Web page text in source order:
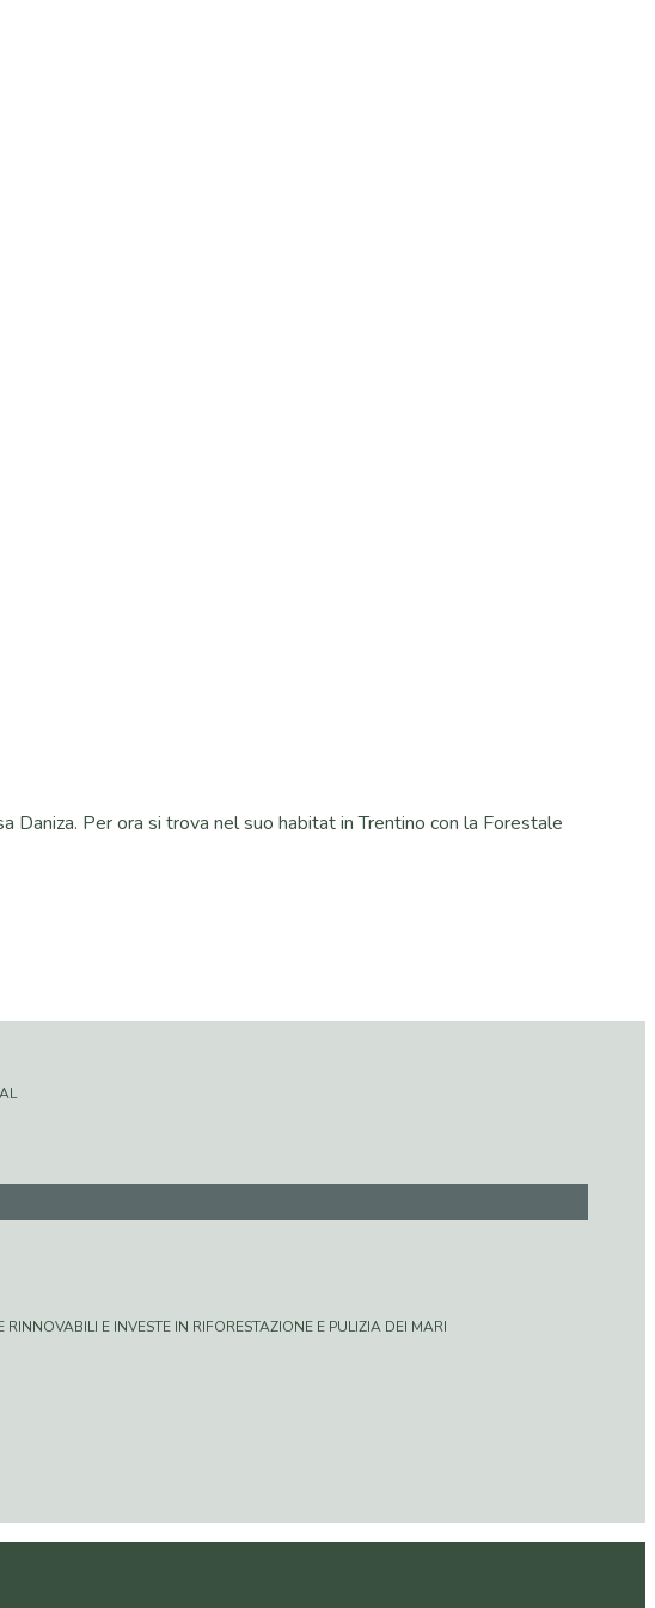
Per ora si trova nel suo habitat in Trentino con la Forestale
E INVESTE IN RIFORESTAZIONE E PULIZIA DEI MARI